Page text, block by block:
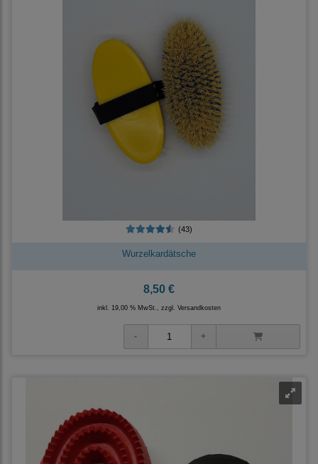
(43)
Wurzelkardätsche
8,50 €
inkl. 19,00 % MwSt., zzgl. Versandkosten